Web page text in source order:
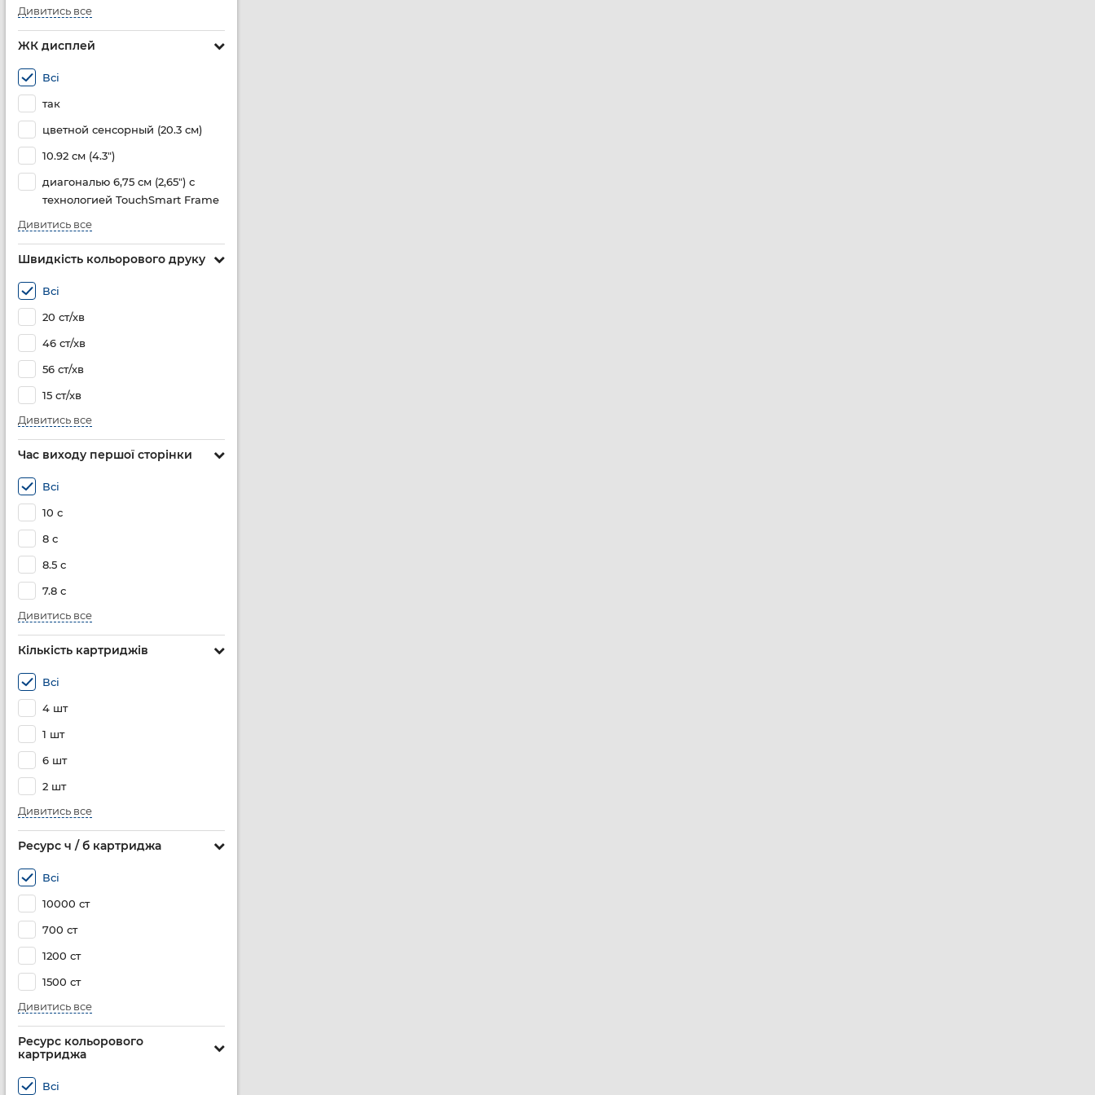
Дивитись все
ЖК дисплей
Всі
так
цветной сенсорный (20.3 см)
10.92 см (4.3")
диагональю 6,75 см (2,65") с
технологией TouchSmart Frame
Дивитись все
Швидкість кольорового друку
Всі
20 ст/хв
46 ст/хв
56 ст/хв
15 ст/хв
Дивитись все
Час виходу першої сторінки
Всі
10 с
8 с
8.5 с
7.8 с
Дивитись все
Кількість картриджів
Всі
4 шт
1 шт
6 шт
2 шт
Дивитись все
Ресурс ч / б картриджа
Всі
10000 ст
700 ст
1200 ст
1500 ст
Дивитись все
Ресурс кольорового
картриджа
Всі